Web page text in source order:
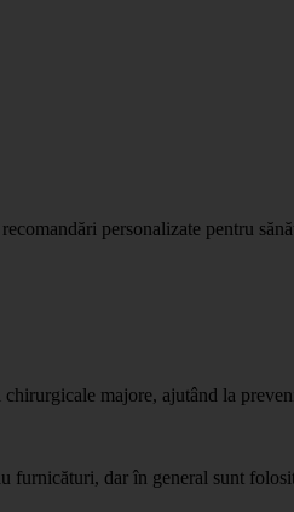
personalizate pentru
majore, ajutând la
dar în general sunt